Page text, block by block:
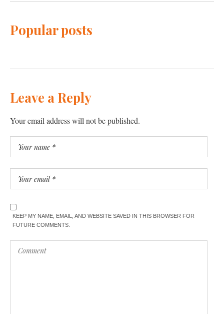
Popular posts
Leave a Reply
Your email address will not be published.
KEEP MY NAME, EMAIL, AND WEBSITE SAVED IN THIS BROWSER FOR
FUTURE COMMENTS.